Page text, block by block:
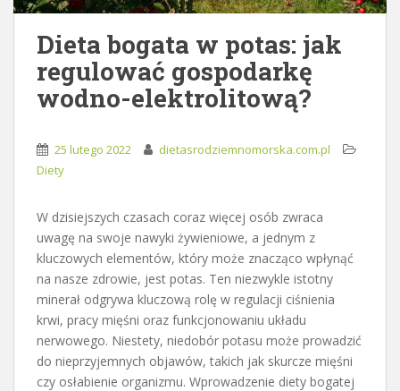
Dieta bogata w potas: jak
regulować gospodarkę
wodno-elektrolitową?
25 lutego 2022
dietasrodziemnomorska.com.pl
Diety
W dzisiejszych czasach coraz więcej osób zwraca
uwagę na swoje nawyki żywieniowe, a jednym z
kluczowych elementów, który może znacząco wpłynąć
na nasze zdrowie, jest potas. Ten niezwykle istotny
minerał odgrywa kluczową rolę w regulacji ciśnienia
krwi, pracy mięśni oraz funkcjonowaniu układu
nerwowego. Niestety, niedobór potasu może prowadzić
do nieprzyjemnych objawów, takich jak skurcze mięśni
czy osłabienie organizmu. Wprowadzenie diety bogatej